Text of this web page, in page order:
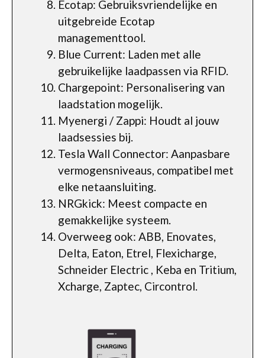
Ecotap: Gebruiksvriendelijke en
uitgebreide Ecotap
managementtool.
Blue Current: Laden met alle
gebruikelijke laadpassen via RFID.
Chargepoint: Personalisering van
laadstation mogelijk.
Myenergi / Zappi: Houdt al jouw
laadsessies bij.
Tesla Wall Connector: Aanpasbare
vermogensniveaus, compatibel met
elke netaansluiting.
NRGkick: Meest compacte en
gemakkelijke systeem.
Overweeg ook: ABB, Enovates,
Delta, Eaton, Etrel, Flexicharge,
Schneider Electric , Keba en Tritium,
Xcharge, Zaptec, Circontrol.